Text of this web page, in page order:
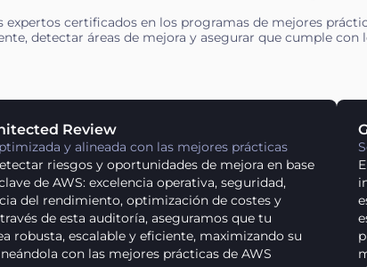
expertos certificados en los programas de mejores
detectar áreas de mejora y asegurar que cumple
Review
y alineada con las mejores prácticas
riesgos y oportunidades de mejora en base
de AWS: excelencia operativa, seguridad,
del rendimiento, optimización de costes y
de esta auditoría, aseguramos que tu
robusta, escalable y eficiente, maximizando su
con las mejores prácticas de AWS